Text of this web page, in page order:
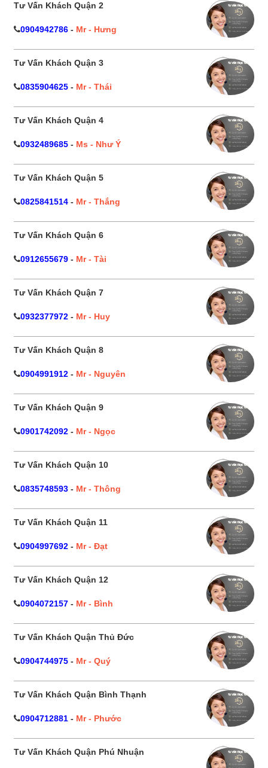
Tư Vấn Khách Quận 2
0904942786 - Mr - Hưng
Tư Vấn Khách Quận 3
0835904625 - Mr - Thái
Tư Vấn Khách Quận 4
0932489685 - Ms - Như Ý
Tư Vấn Khách Quận 5
0825841514 - Mr - Thắng
Tư Vấn Khách Quận 6
0912655679 - Mr - Tài
Tư Vấn Khách Quận 7
0932377972 - Mr - Huy
Tư Vấn Khách Quận 8
0904991912 - Mr - Nguyên
Tư Vấn Khách Quận 9
0901742092 - Mr - Ngọc
Tư Vấn Khách Quận 10
0835748593 - Mr - Thông
Tư Vấn Khách Quận 11
0904997692 - Mr - Đạt
Tư Vấn Khách Quận 12
0904072157 - Mr - Bình
Tư Vấn Khách Quận Thủ Đức
0904744975 - Mr - Quý
Tư Vấn Khách Quận Bình Thạnh
0904712881 - Mr - Phước
Tư Vấn Khách Quận Phú Nhuận